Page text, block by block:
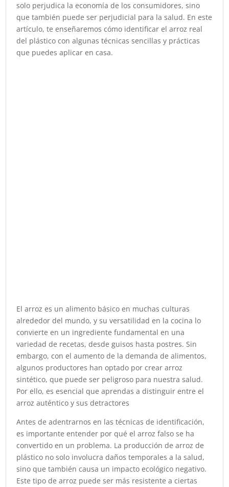
solo perjudica la economía de los consumidores, sino
que también puede ser perjudicial para la salud. En este
artículo, te enseñaremos cómo identificar el arroz real
del plástico con algunas técnicas sencillas y prácticas
que puedes aplicar en casa.
El arroz es un alimento básico en muchas culturas
alrededor del mundo, y su versatilidad en la cocina lo
convierte en un ingrediente fundamental en una
variedad de recetas, desde guisos hasta postres. Sin
embargo, con el aumento de la demanda de alimentos,
algunos productores han optado por crear arroz
sintético, que puede ser peligroso para nuestra salud.
Por ello, es esencial que aprendas a distinguir entre el
arroz auténtico y sus detractores
Antes de adentrarnos en las técnicas de identificación,
es importante entender por qué el arroz falso se ha
convertido en un problema. La producción de arroz de
plástico no solo involucra daños temporales a la salud,
sino que también causa un impacto ecológico negativo.
Este tipo de arroz puede ser más resistente a ciertas